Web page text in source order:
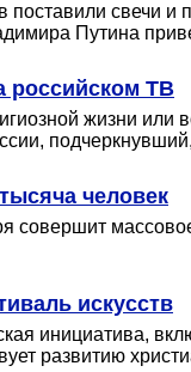
свечи
Путина
российском ТВ
жизни
человек
совершит
искусств
инициатива,
развитию